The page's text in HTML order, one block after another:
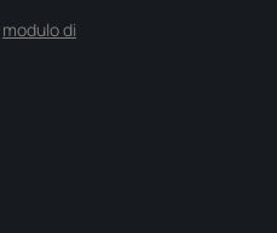
modulo di